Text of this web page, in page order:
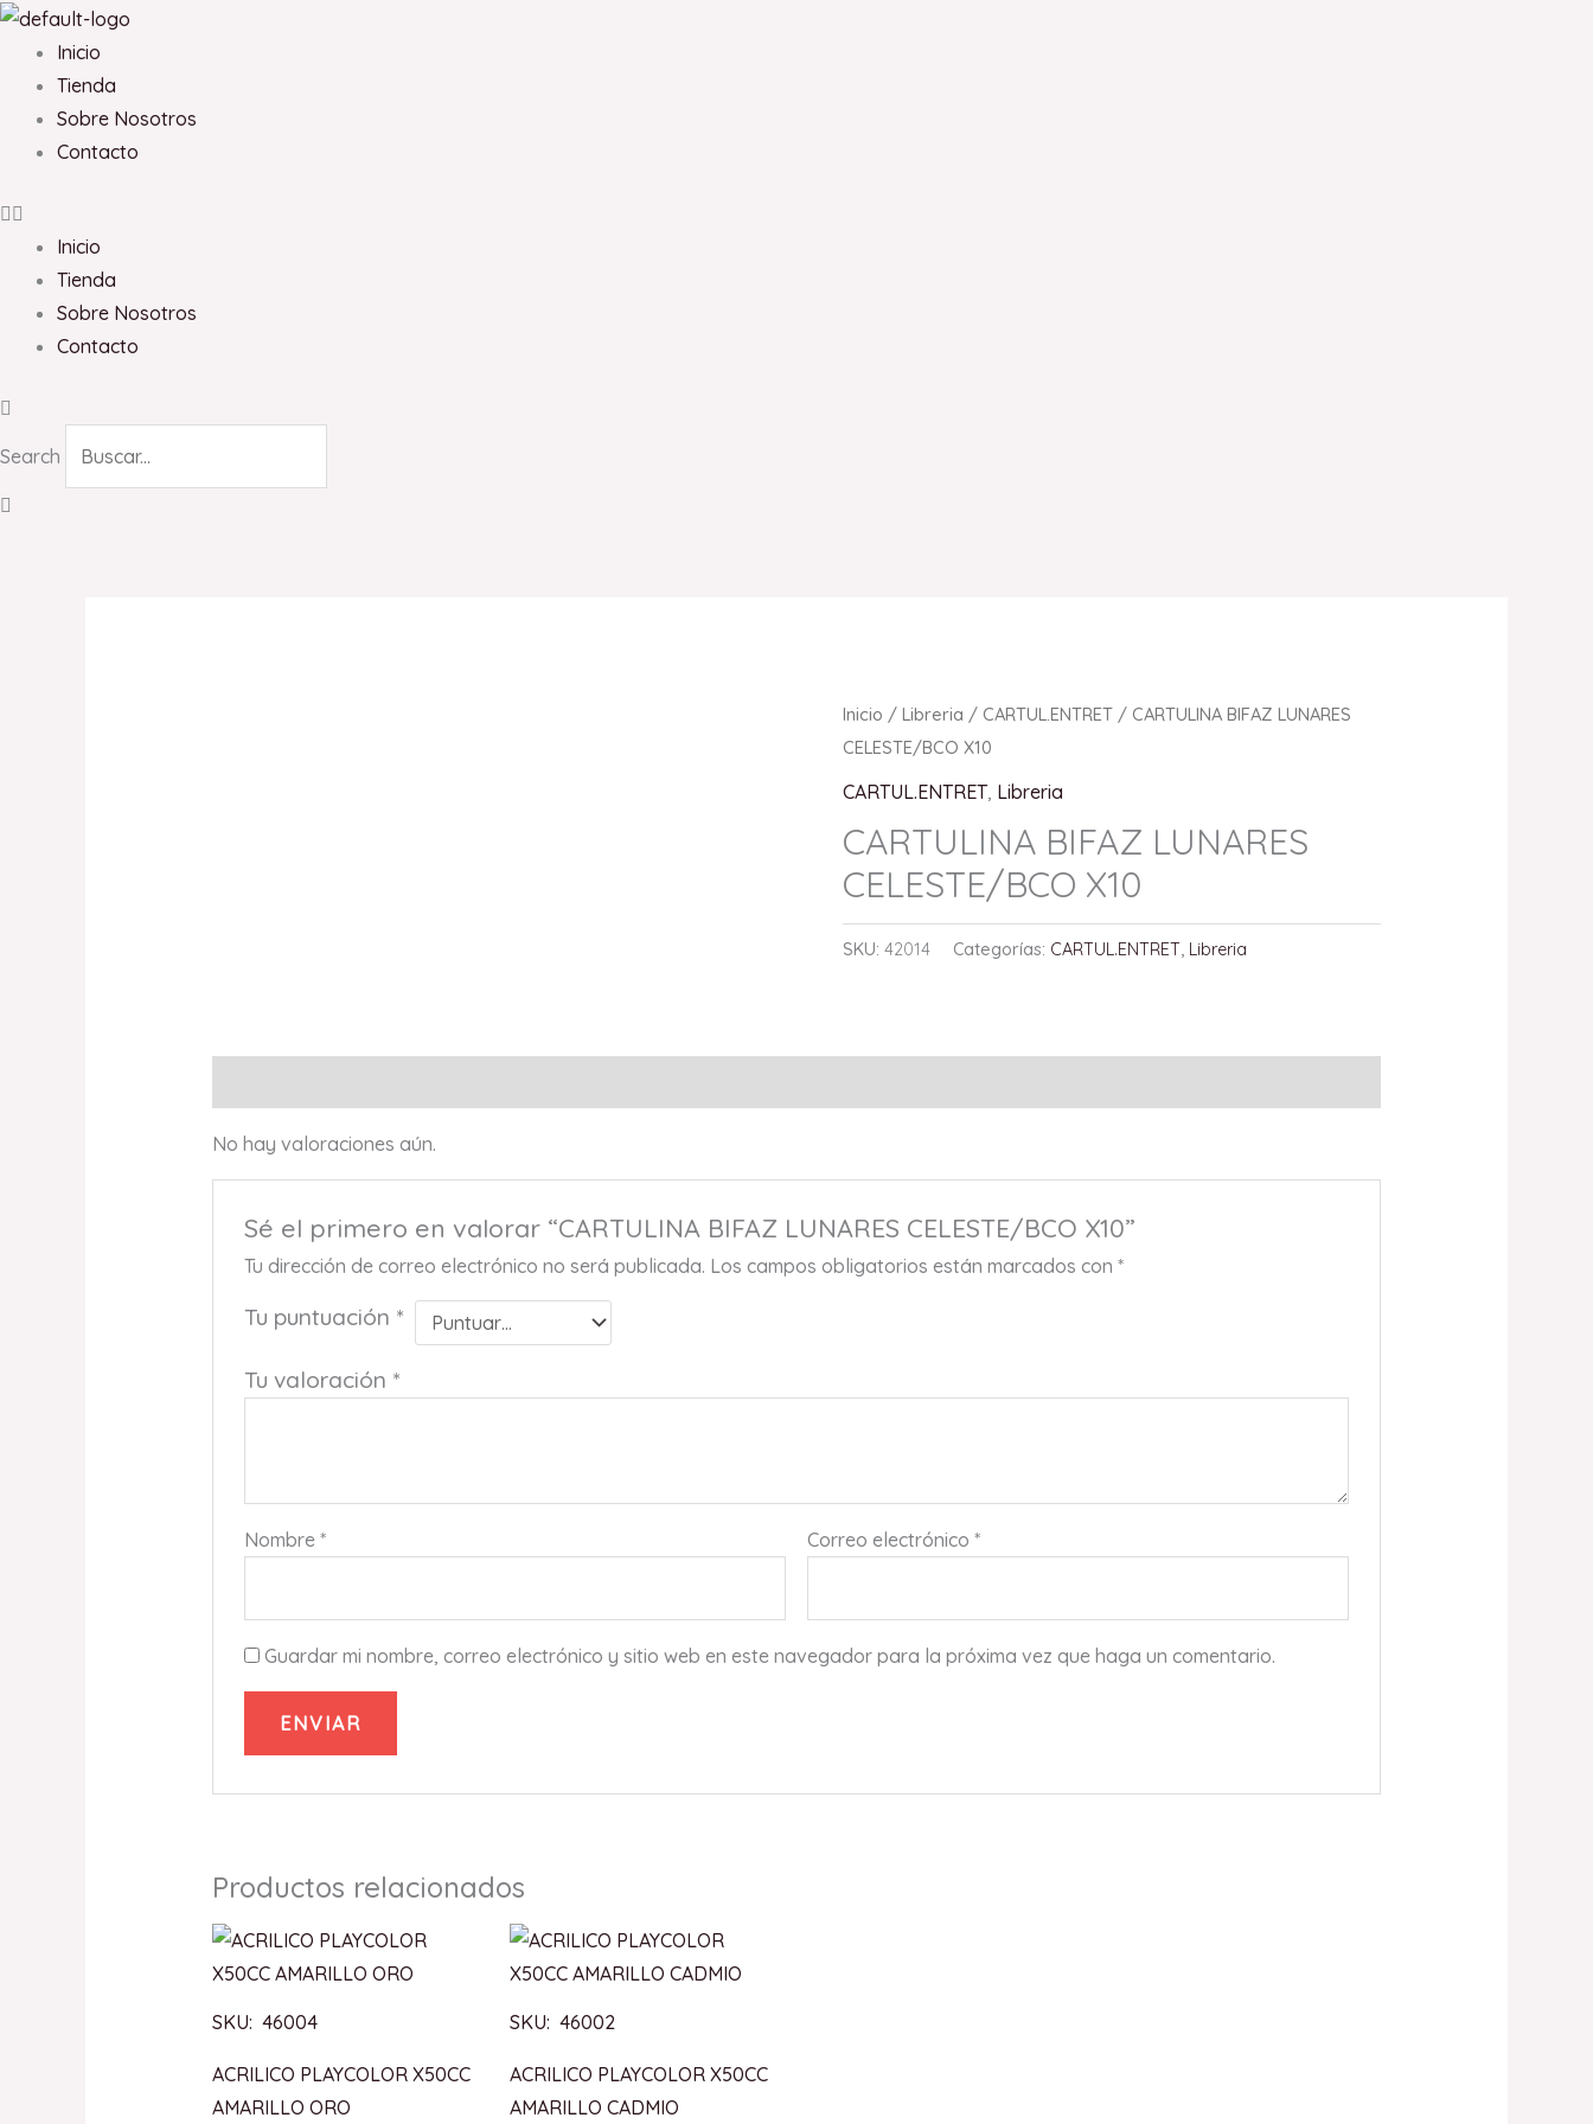
Ir
contenido
Inicio
Tienda
Sobre Nosotros
Contacto
Inicio
Tienda
Sobre Nosotros
Contacto
Search
Inicio /Libreria / CARTUL.ENTRET / CARTULINA BIFAZ LUNARES
CELESTE/BCO X10
CARTUL.ENTRET, Libreria
CARTULINA BIFAZ LUNARES
CELESTE/BCO X10
SKU:42014 Categorías: CARTUL.ENTRET, Libreria
No hay valoraciones aún.
Sé el primero en valorar “CARTULINA BIFAZ LUNARES CELESTE/BCO X10”
Tu dirección de correo electrónico no será publicada. Los campos obligatorios están marcados con*
Tu puntuación *
Tu valoración *
Nombre* Correo electrónico*
Guardar mi nombre, correo electrónico y sitio web en este navegador para la próxima vez que haga un comentario.
Productos relacionados
SKU: 46004
ACRILICO PLAYCOLOR X50CC
AMARILLO ORO
SKU: 46002
ACRILICO PLAYCOLOR X50CC
AMARILLO CADMIO